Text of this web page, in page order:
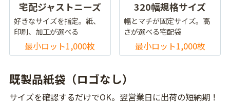
宅配ジャストニーズ
好きなサイズを指定。紙、
印刷、加工が選べる
最小ロット1,000枚
320幅規格サイズ
幅とマチが固定サイズ。高
さが選べる宅配袋
最小ロット1,000枚
既製品紙袋（ロゴなし）
サイズを確認するだけでOK。翌営業日に出荷の短納期！